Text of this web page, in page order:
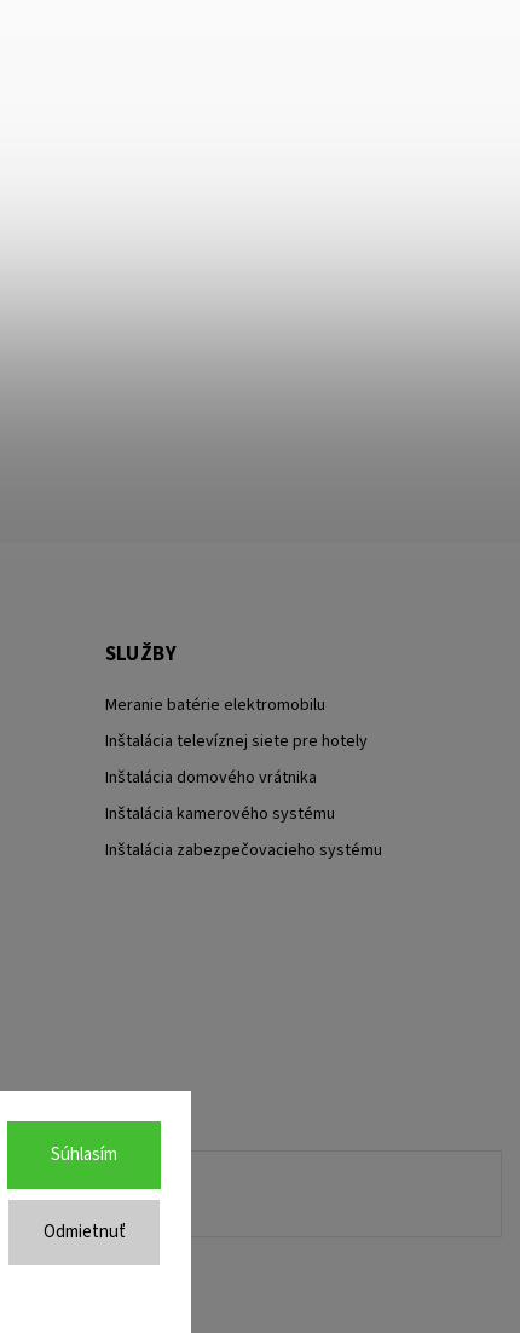
Odmietnuť
Súhlasím
SLUŽBY
Meranie batérie elektromobilu
Inštalácia televíznej siete pre hotely
Inštalácia domového vrátnika
Inštalácia kamerového systému
Inštalácia zabezpečovacieho systému